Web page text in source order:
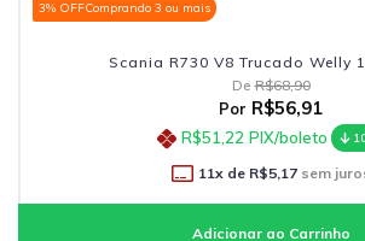
3% OFFComprando 3 ou mais
Scania R730 V8 Trucado Welly
De R$68,90
Por R$56,91
R$51,22 PIX/boleto
11x de R$5,17sem